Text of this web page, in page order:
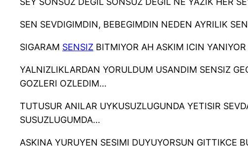
SEN SEVDIGIMDIN, BEBEGIMDIN NEDEN AYRILIK
SIGARAM SENSIZ BITMIYOR AH ASKIM ICIN
YALNIZLIKLARDAN YORULDUM USANDIM SENSIZ
GOZLERI OZLEDIM…
TUTUSUR ANILAR UYKUSUZLUGUNDA YETISIR
SUSUZLUGUMDA…
ASKINA YURUYEN SESIMI DUYUYORSUN GITTIKCE